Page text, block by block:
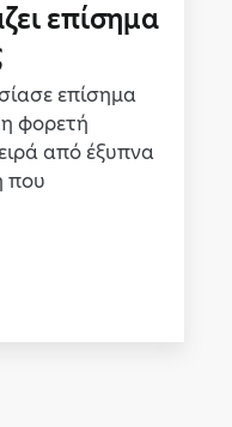
επίσημα
επίσημα
φορετή
από έξυπνα
που